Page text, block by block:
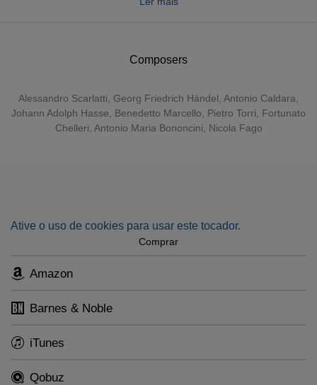
Composers
Alessandro Scarlatti Georg Friedrich Händel Antonio Caldara
Johann Adolph Hasse
Benedetto Marcello , Pietro Torri, Fortunato
Chelleri, Antonio Maria Bononcini, Nicola Fago
melhor de si ao definir as grandes histórias do Antigo
reflexão mais profunda sobre o lugar do homem no
Ative o uso de cookies para usar este tocador.
Comprar
Amazon
Barnes & Noble
iTunes
Qobuz